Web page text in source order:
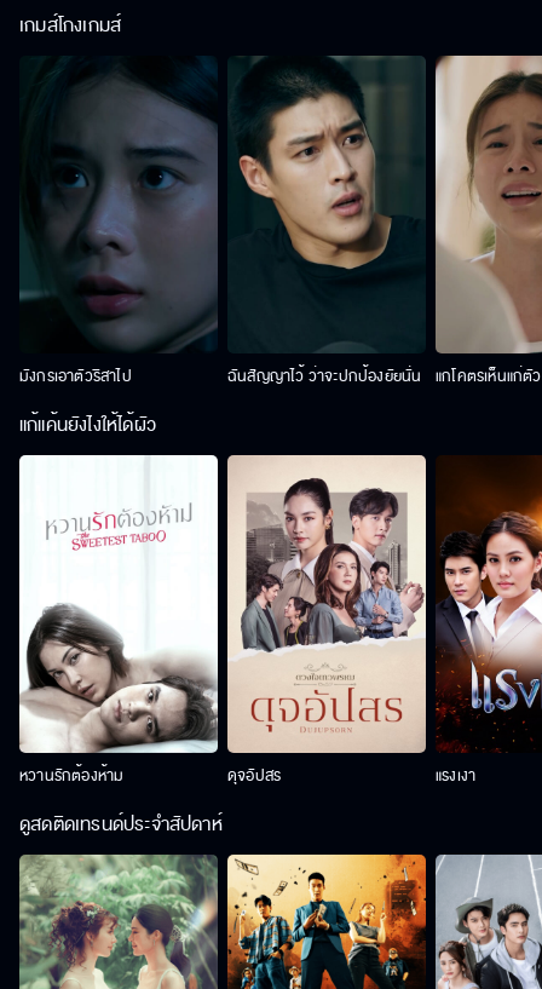
เกมส์โกงเกมส์
มังกรเอาตัวริสาไป ฉันสัญญาไว้ ว่าจะปกป้องยัยนั่น แกโคตรเห็นแก่ตั
แก้แค้นยังไงให้ได้ผัว
หวานรักต้องห้าม ดุจอัปสร แรงเงา
ดูสดติดเทรนด์ประจำสัปดาห์